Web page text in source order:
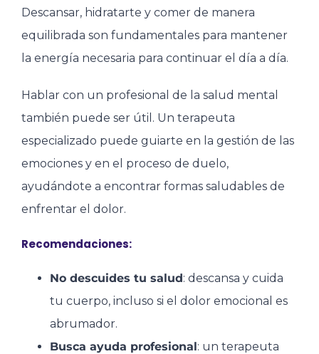
Descansar, hidratarte y comer de manera
equilibrada son fundamentales para mantener
la energía necesaria para continuar el día a día.
Hablar con un profesional de la salud mental
también puede ser útil. Un terapeuta
especializado puede guiarte en la gestión de las
emociones y en el proceso de duelo,
ayudándote a encontrar formas saludables de
enfrentar el dolor.
Recomendaciones:
No descuides tu salud: descansa y cuida
tu cuerpo, incluso si el dolor emocional es
abrumador.
Busca ayuda profesional: un terapeuta